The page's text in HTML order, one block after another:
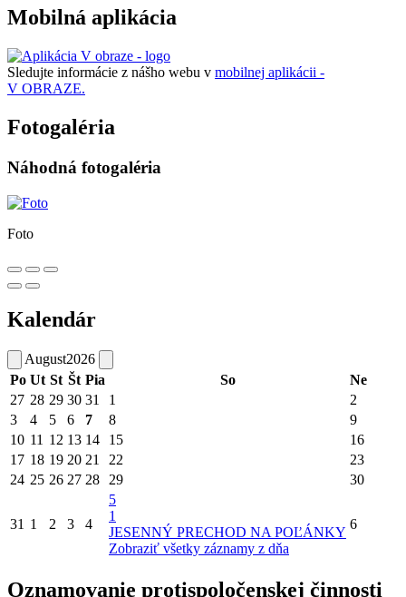
Mobilná aplikácia
Sledujte informácie z nášho webu v mobilnej aplikácii -
V OBRAZE.
Fotogaléria
Náhodná fotogaléria
Foto
Kalendár
August2026
Po Ut St Št Pia So
Ne
27 28 29 30 31 1
2
3
4 5 6 7 8
9
10 11 12 13 14 15
16
17 18 19 20 21 22
23
24 25 26 27 28 29 30
31 1 2 3 4
5
1
JESENNÝ PRECHOD NA POĽÁNKY
Zobraziť všetky záznamy z dňa
6
Oznamovanie protispoločenskej činnosti